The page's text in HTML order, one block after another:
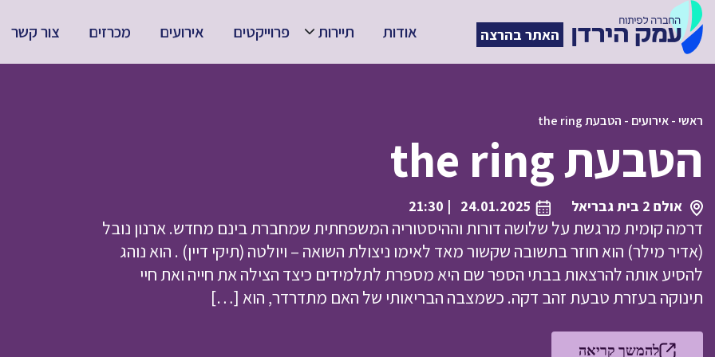
האתר בהרצה אודות תיירות פרוייקטים אירועים מכרזים צור קשר
ראשי-אירועים - הטבעת the ring
הטבעת the ring
אולם 2 בית גבריאל 24.01.2025
| 21:30
דרמה קומית מרגשת על שלושה דורות וההיסטוריה המשפחתית שמחברת בינם מחדש. ארנון נובל
(אדיר מילר) הוא חוזר בתשובה שקשור מאד לאימו ניצולת השואה – ויולטה (תיקי דיין) . הוא נוהג
להסיע אותה להרצאות בבתי הספר שם היא מספרת לתלמידים כיצד הצילה את חייה ואת חיי
תינוקה בעזרת טבעת זהב דקה. כשמצבה הבריאותי של האם מתדרדר, הוא […]
להמשך קריאה